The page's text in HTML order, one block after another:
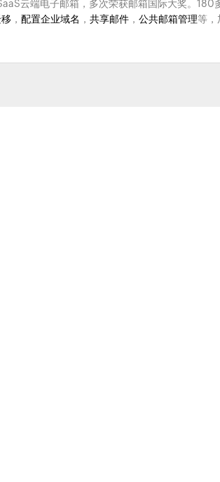
云端电子邮箱，多次荣获邮箱国际大奖。
， 配置企业域名 ， 共享邮件， 公共邮箱管理等，